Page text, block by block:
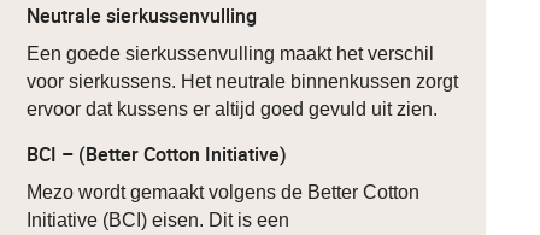
Neutrale sierkussenvulling
Een goede sierkussenvulling maakt het verschil
voor sierkussens. Het neutrale binnenkussen zorgt
ervoor dat kussens er altijd goed gevuld uit zien.
BCI – (Better Cotton Initiative)
Mezo wordt gemaakt volgens de Better Cotton
Initiative (BCI) eisen. Dit is een